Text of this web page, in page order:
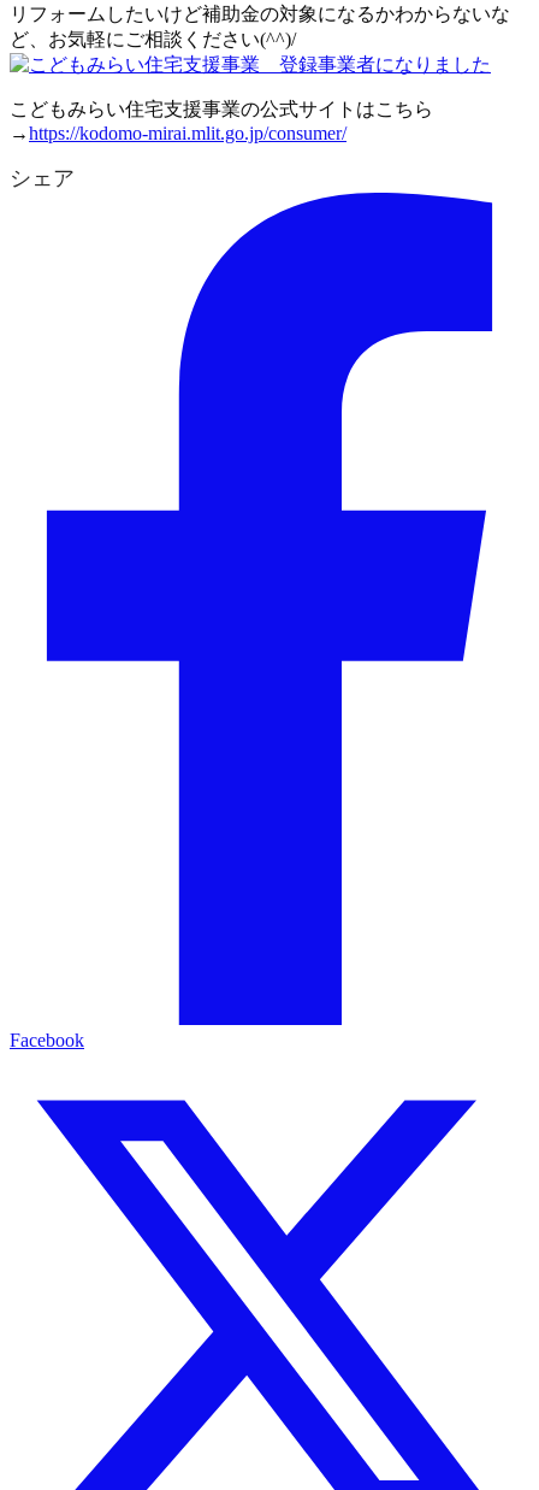
リフォームしたいけど補助金の対象になるかわからないな
ど、お気軽にご相談ください(^^)/
こどもみらい住宅支援事業の公式サイトはこちら
→https://kodomo-mirai.mlit.go.jp/consumer/
シェア
Facebook